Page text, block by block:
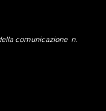
comunicazione n.